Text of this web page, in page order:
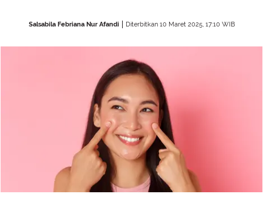
Salsabila Febriana Nur Afandi Diterbitkan 10 Maret 2025, 17:10 WIB